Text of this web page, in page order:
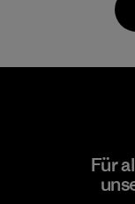
Toray
Material-supplier
Für